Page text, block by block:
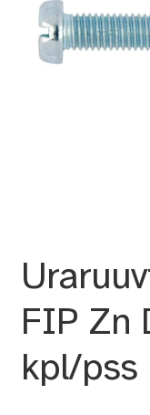
FIP Zn
kpl/pss